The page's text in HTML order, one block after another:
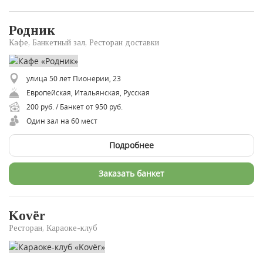
Родник
Кафе, Банкетный зал, Ресторан доставки
улица 50 лет Пионерии, 23
Европейская, Итальянская, Русская
200 руб. / Банкет от 950 руб.
Один зал на 60 мест
Подробнее
Заказать банкет
Kovёr
Ресторан, Караоке-клуб